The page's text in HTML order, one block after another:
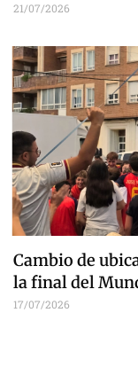
21/07/2026
Cambio de
la final del
17/07/2026